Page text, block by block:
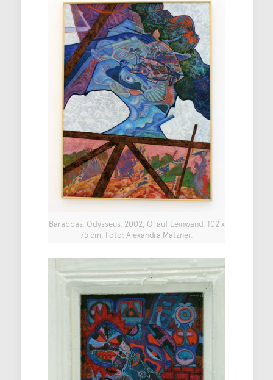
Barabbas, Odysseus, 2002, Öl auf Leinwand, 102 x
75 cm, Foto: Alexandra Matzner.